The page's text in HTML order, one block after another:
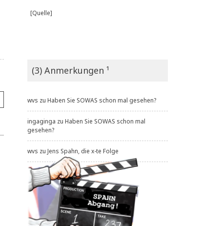
[Quelle]
(3) Anmerkungen ¹
wvs zu Haben Sie SOWAS schon mal gesehen?
ingaginga zu Haben Sie SOWAS schon mal
gesehen?
wvs zu Jens Spahn, die x-te Folge